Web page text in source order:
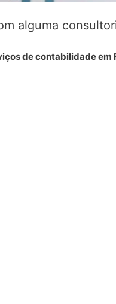
alguma
de contabilidade em